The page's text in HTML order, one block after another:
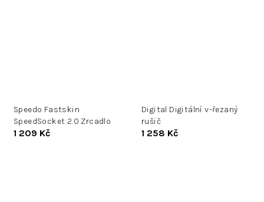
Speedo Fastskin
SpeedSocket 2.0 Zrcadlo
1 209 Kč
Digital Digitální v-řezaný
rušič
1 258 Kč